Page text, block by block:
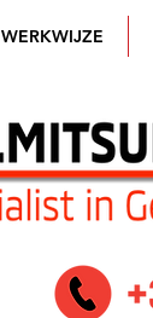
WERKWIJZE